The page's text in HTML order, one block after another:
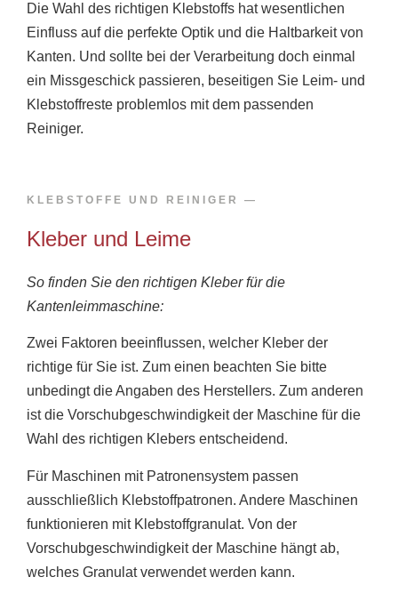
Die Wahl des richtigen Klebstoffs hat wesentlichen
Einfluss auf die perfekte Optik und die Haltbarkeit von
Kanten. Und sollte bei der Verarbeitung doch einmal
ein Missgeschick passieren, beseitigen Sie Leim- und
Klebstoffreste problemlos mit dem passenden
Reiniger.
KLEBSTOFFE UND REINIGER​ —​
Kleber und Leime
So finden Sie den richtigen Kleber für die
Kantenleimmaschine:
Zwei Faktoren beeinflussen, welcher Kleber der
richtige für Sie ist. Zum einen beachten Sie bitte
unbedingt die Angaben des Herstellers. Zum anderen
ist die Vorschubgeschwindigkeit der Maschine für die
Wahl des richtigen Klebers entscheidend.
Für Maschinen mit Patronensystem passen
ausschließlich Klebstoffpatronen. Andere Maschinen
funktionieren mit Klebstoffgranulat. Von der
Vorschubgeschwindigkeit der Maschine hängt ab,
welches Granulat verwendet werden kann.